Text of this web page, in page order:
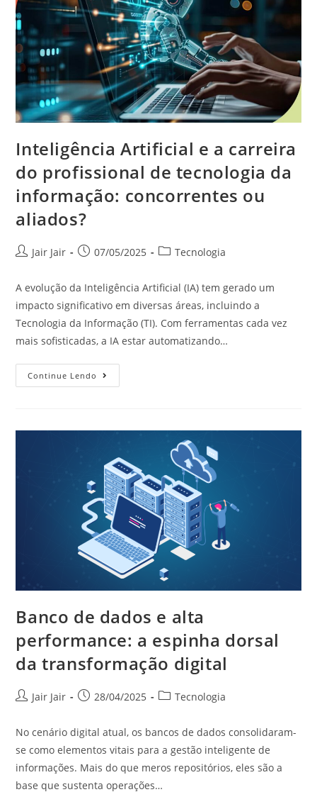
Inteligência Artificial e a carreira
do profissional de tecnologia da
informação: concorrentes ou
aliados?
Jair Jair 07/05/2025 Tecnologia
A evolução da Inteligência Artificial (IA) tem gerado um
impacto significativo em diversas áreas, incluindo a
Tecnologia da Informação (TI). Com ferramentas cada vez
mais sofisticadas, a IA estar automatizando…
Continue Lendo
Banco de dados e alta
performance: a espinha dorsal
da transformação digital
Jair Jair 28/04/2025 Tecnologia
No cenário digital atual, os bancos de dados consolidaram-
se como elementos vitais para a gestão inteligente de
informações. Mais do que meros repositórios, eles são a
base que sustenta operações…